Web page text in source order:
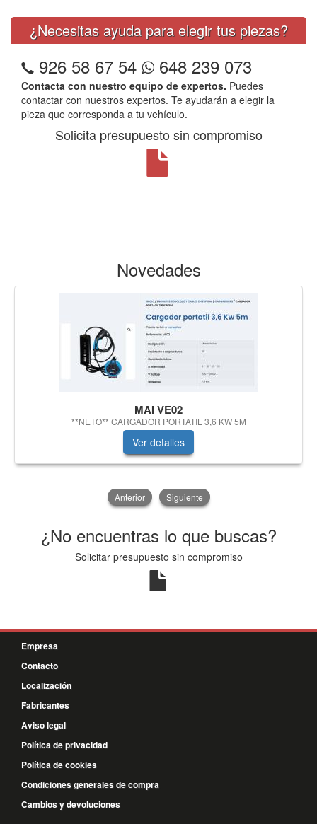
¿Necesitas ayuda para elegir tus piezas?
926 58 67 54 648 239 073
Contacta con nuestro equipo de expertos. Puedes
contactar con nuestros expertos. Te ayudarán a elegir la
pieza que corresponda a tu vehículo.
Solicita presupuesto sin compromiso
Novedades
MAI VE02
**NETO** CARGADOR PORTATIL 3,6 KW 5M
Ver detalles
Anterior Siguiente
¿No encuentras lo que buscas?
Solicitar presupuesto sin compromiso
Empresa
Contacto
Localización
Fabricantes
Aviso legal
Política de privacidad
Política de cookies
Condiciones generales de compra
Cambios y devoluciones